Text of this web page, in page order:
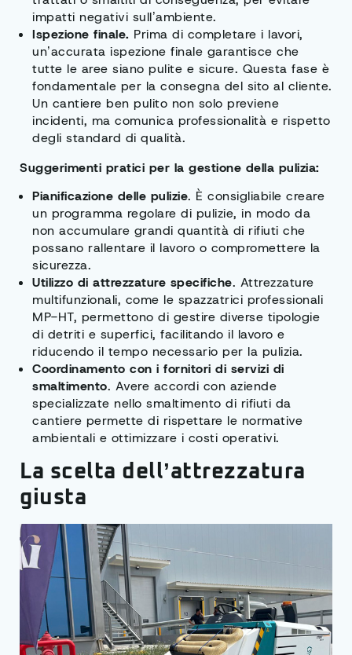
impatti negativi sull’ambiente.
Ispezione finale. Prima di completare i lavori,
un’accurata ispezione finale garantisce che
tutte le aree siano pulite e sicure. Questa fase è
fondamentale per la consegna del sito al cliente.
Un cantiere ben pulito non solo previene
incidenti, ma comunica professionalità e rispetto
degli standard di qualità.
Suggerimenti pratici per la gestione della pulizia:
Pianificazione delle pulizie. È consigliabile creare
un programma regolare di pulizie, in modo da
non accumulare grandi quantità di rifiuti che
possano rallentare il lavoro o compromettere la
sicurezza.
Utilizzo di attrezzature specifiche. Attrezzature
multifunzionali, come le spazzatrici professionali
MP-HT, permettono di gestire diverse tipologie
di detriti e superfici, facilitando il lavoro e
riducendo il tempo necessario per la pulizia.
Coordinamento con i fornitori di servizi di
smaltimento. Avere accordi con aziende
specializzate nello smaltimento di rifiuti da
cantiere permette di rispettare le normative
ambientali e ottimizzare i costi operativi.
La scelta dell’attrezzatura
giusta